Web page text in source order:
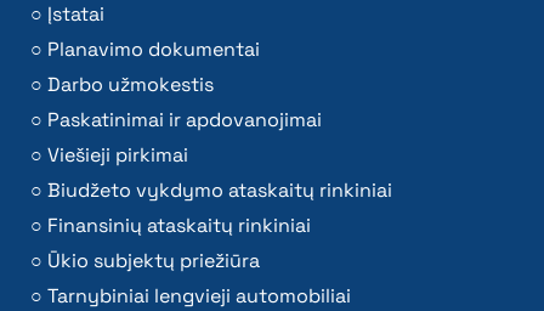
Įstatai
Planavimo dokumentai
Darbo užmokestis
Paskatinimai ir apdovanojimai
Viešieji pirkimai
Biudžeto vykdymo ataskaitų rinkiniai
Finansinių ataskaitų rinkiniai
Ūkio subjektų priežiūra
Tarnybiniai lengvieji automobiliai